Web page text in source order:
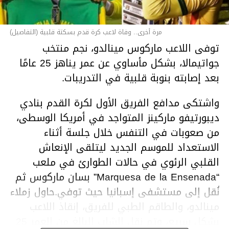
مرة أخرى.. وفاة لاعب كرة قدم بسكتة قلبية (التفاصيل)
توفى اللاعب ماركوس مينالدو، نجم منتخب
جواتيمالا، بشكل مأساوي عن عمر يناهز 25 عامًا
بعد إصابته بنوبة قلبية في التدريبات.
واشتكى مدافع الفريق الأول لكرة القدم بنادي
ديبورتيفو ماركينز المتواجد في أمريكا الوسطى،
من صعوبات في التنفس خلال جلسة أثناء
الاستعداد للموسم الجديد ليتلقى الإنعاش
القلبي الرئوي في حالات الطوارئ في ملعب
“Marquesa de la Ensenada” بسان ماركوس ثم
نُقل إلى مستشفى إسبانيا حيث توفي.حاول زملاء